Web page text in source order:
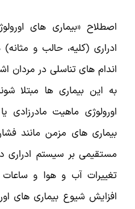
اصطلاح «بیماری ‌های
ادراری (کلیه، حالب و
اندام‌ های تناسلی در مردان
به این بیماری ها مبتلا
اورولوژی ماهیت مادرزادی
بیماری ‌های مزمن مانند
مستقیمی بر سیستم ادراری
تغییرات آب و هوا و ساعات
افزایش شیوع بیماری های